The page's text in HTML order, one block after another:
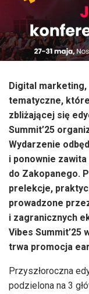
Digital
tematyczne,
zbliżającej się
Summit’25
Wydarzenie
i ponownie
do Zakopanego.
prelekcje,
prowadzone
i zagranicznych
Vibes Summit’25
trwa promocja
Przyszłoroczna
podzielona na 3